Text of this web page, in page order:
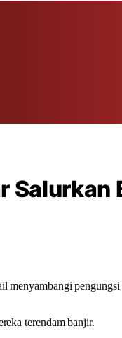
terendam banjir.